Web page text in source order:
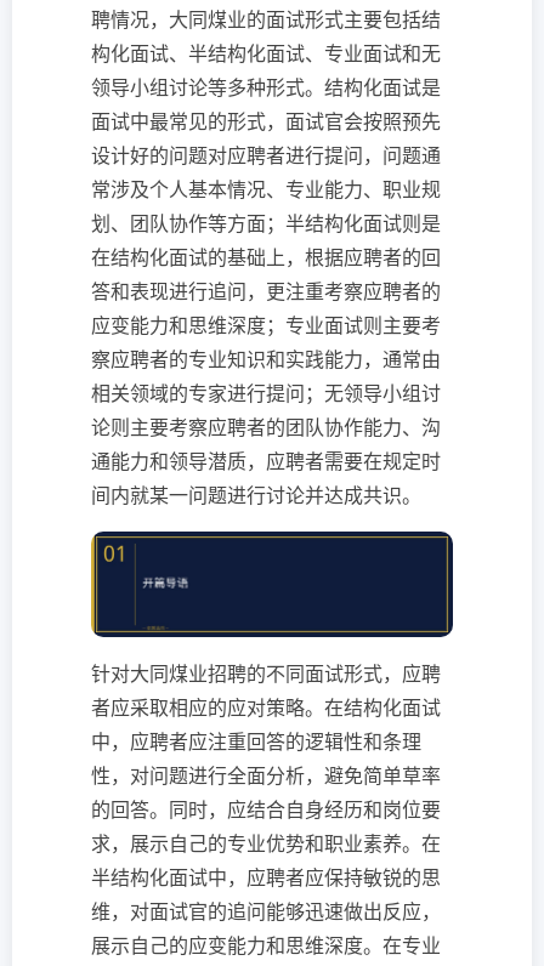
聘情况，大同煤业的面试形式主要包括结
构化面试、半结构化面试、专业面试和无
领导小组讨论等多种形式。结构化面试是
面试中最常见的形式，面试官会按照预先
设计好的问题对应聘者进行提问，问题通
常涉及个人基本情况、专业能力、职业规
划、团队协作等方面；半结构化面试则是
在结构化面试的基础上，根据应聘者的回
答和表现进行追问，更注重考察应聘者的
应变能力和思维深度；专业面试则主要考
察应聘者的专业知识和实践能力，通常由
相关领域的专家进行提问；无领导小组讨
论则主要考察应聘者的团队协作能力、沟
通能力和领导潜质，应聘者需要在规定时
间内就某一问题进行讨论并达成共识。
针对大同煤业招聘的不同面试形式，应聘
者应采取相应的应对策略。在结构化面试
中，应聘者应注重回答的逻辑性和条理
性，对问题进行全面分析，避免简单草率
的回答。同时，应结合自身经历和岗位要
求，展示自己的专业优势和职业素养。在
半结构化面试中，应聘者应保持敏锐的思
维，对面试官的追问能够迅速做出反应，
展示自己的应变能力和思维深度。在专业